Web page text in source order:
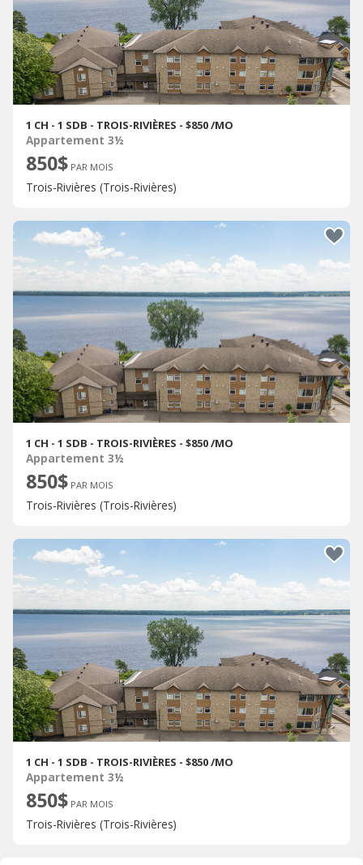
1 CH - 1 SDB - TROIS-RIVIÈRES - $850 /MO
Appartement 3½
850$ PAR MOIS
Trois-Rivières (Trois-Rivières)
1 CH - 1 SDB - TROIS-RIVIÈRES - $850 /MO
Appartement 3½
850$ PAR MOIS
Trois-Rivières (Trois-Rivières)
1 CH - 1 SDB - TROIS-RIVIÈRES - $850 /MO
Appartement 3½
850$ PAR MOIS
Trois-Rivières (Trois-Rivières)